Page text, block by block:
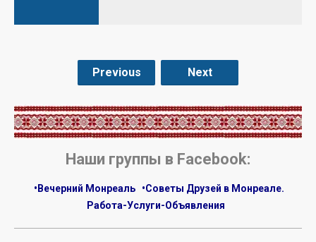
Previous Next
.
Наши группы в Facebook:
•Вечерний Монреаль
•Советы Друзей в Монреале.
Работа-Услуги-Объявления